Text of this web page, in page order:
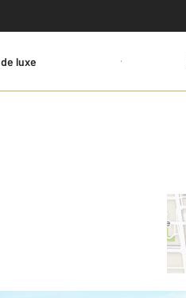
luxe Estimer votre bien